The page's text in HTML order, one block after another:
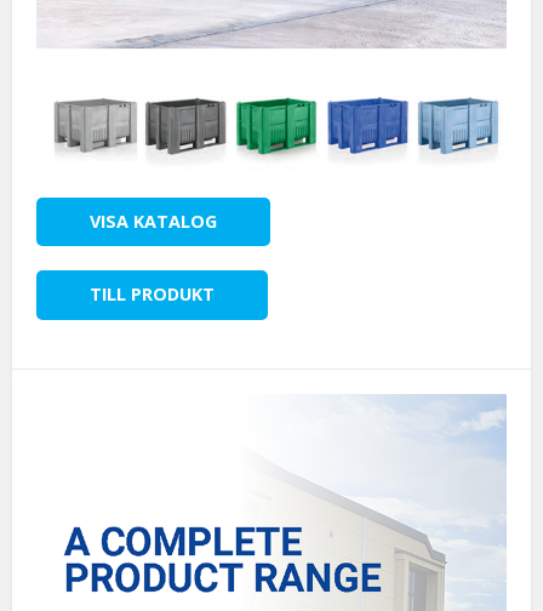
VISA KATALOG
TILL PRODUKT